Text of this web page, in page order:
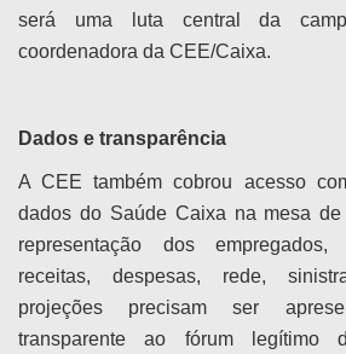
será uma luta central da
coordenadora da CEE/Caixa.
Dados e transparência
A CEE também cobrou acesso
dados do Saúde Caixa na mesa
representação dos empregados,
receitas, despesas, rede,
projeções precisam ser
transparente ao fórum legítimo